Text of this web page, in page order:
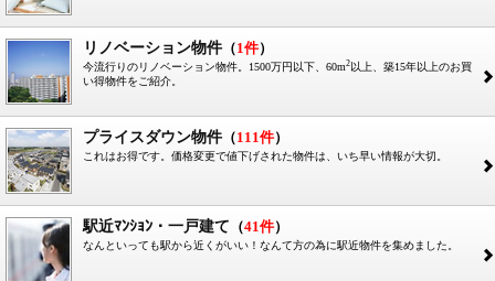
リノベーション物件（1件）
今流行りのリノベーション物件。1500万円以下、60m2 以上、築15年以上のお買
い得物件をご紹介。
2
プライスダウン物件（111件）
これはお得です。価格変更で値下げされた物件は、いち早い情報が大切。
2
駅近ﾏﾝｼｮﾝ・一戸建て （41件）
なんといっても駅から近くがいい！なんて方の為に駅近物件を集めました。
2